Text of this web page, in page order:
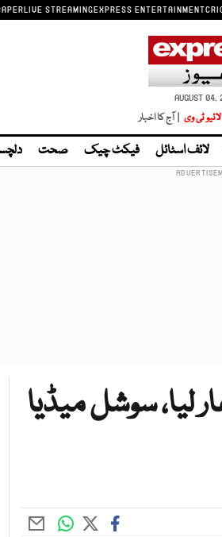
LIVE STREAMINGEXPRESS ENTERTAINMENT
AUGUST 04,
لائیو ٹی وی | آج کا اخبار
لائف اسٹائل فیکٹ چیک صحت
لیا، سوشل میڈیا